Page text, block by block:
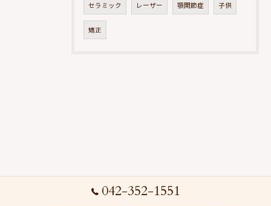
セラミック レーザー 顎関節症 子供
矯正
042-352-1551